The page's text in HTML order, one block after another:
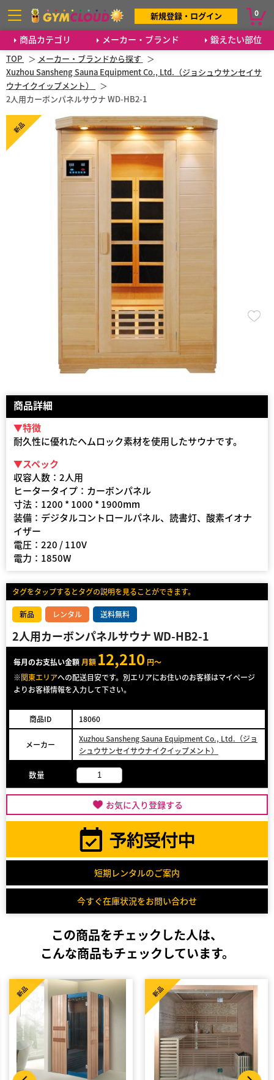
商品カテゴリ メーカー・ブランド 鍛えたい部位
新規登録・ログイン 0
TOP
メーカー・ブランドから探す
Xuzhou Sansheng Sauna Equipment Co., Ltd.（ジョシュウサンセイサ
ウナイクイップメント）
2人用カーボンパネルサウナ WD-HB2-1
新品
商品詳細
▼特徴
耐久性に優れたヘムロック素材を使用したサウナです。
▼スペック
収容人数：2人用
ヒータータイプ：カーボンパネル
寸法：1200 * 1000 * 1900mm
装備：デジタルコントロールパネル、読書灯、酸素イオナ
イザー
電圧：220 / 110V
電力：1850W
タグをタップするとタグの説明を見ることができます。
新品 レンタル 送料無料
2人用カーボンパネルサウナ WD-HB2-1
毎月のお支払い金額 月額 12,210 円～
※関東エリアへの配送目安です。別エリアにお住いのお客様はマイページ
よりお客様情報を入力して下さい。
商品ID 18060
メーカー
Xuzhou Sansheng Sauna Equipment Co., Ltd.（ジョ
シュウサンセイサウナイクイップメント）
数量
お気に入り登録する
短期レンタルのご案内
今すぐ在庫状況をお問い合わせ
この商品をチェックした人は、
こんな商品もチェックしています。
新品 新品